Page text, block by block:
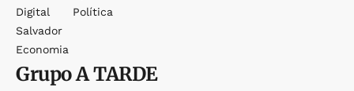
Digital
Salvador
Economia
Política
GrupoA TARDE